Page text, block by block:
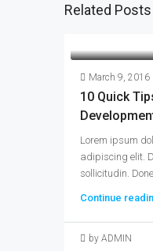
Related Posts
March 9, 2016
10 Quick
Lorem ipsum
adipiscing elit.
sollicitudin.
Continue
by ADMIN